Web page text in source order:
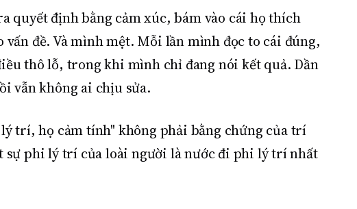
quyết định bằng cảm xúc, bám vào cái họ thích
đề. Và mình mệt. Mỗi lần mình đọc to cái đúng,
thô lỗ, trong khi mình chỉ đang nói kết quả. Dần
vẫn không ai chịu sửa.
trí, họ cảm tính" không phải bằng chứng của trí
sự phi lý trí của loài người là nước đi phi lý trí nhất